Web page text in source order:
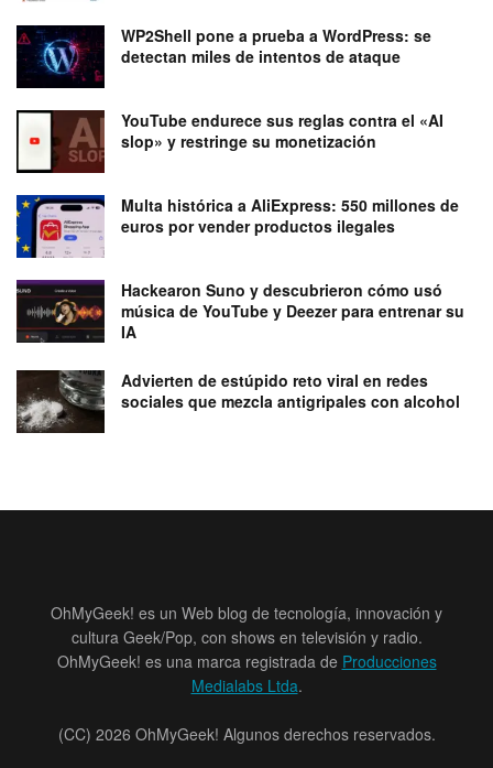
WP2Shell pone a prueba a WordPress: se
detectan miles de intentos de ataque
YouTube endurece sus reglas contra el «AI
slop» y restringe su monetización
Multa histórica a AliExpress: 550 millones de
euros por vender productos ilegales
Hackearon Suno y descubrieron cómo usó
música de YouTube y Deezer para entrenar su
IA
Advierten de estúpido reto viral en redes
sociales que mezcla antigripales con alcohol
OhMyGeek! es un Web blog de tecnología, innovación y
cultura Geek/Pop, con shows en televisión y radio.
OhMyGeek! es una marca registrada de Producciones
Medialabs Ltda.
(CC) 2026 OhMyGeek! Algunos derechos reservados.